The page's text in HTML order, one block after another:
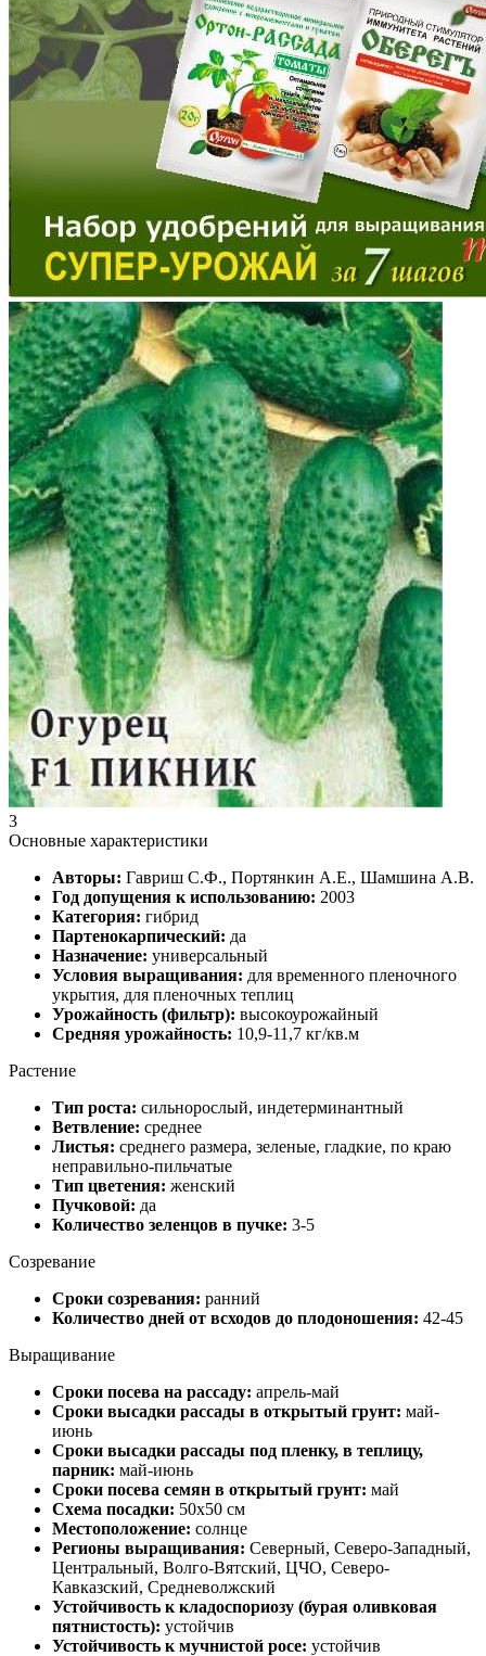
3
Основные характеристики
Авторы: Гавриш С.Ф., Портянкин А.Е., Шамшина А.В.
Год допущения к использованию: 2003
Категория: гибрид
Партенокарпический: да
Назначение: универсальный
Условия выращивания: для временного пленочного
укрытия, для пленочных теплиц
Урожайность (фильтр): высокоурожайный
Средняя урожайность: 10,9-11,7 кг/кв.м
Растение
Тип роста: сильнорослый, индетерминантный
Ветвление: среднее
Листья: среднего размера, зеленые, гладкие, по краю
неправильно-пильчатые
Тип цветения: женский
Пучковой: да
Количество зеленцов в пучке: 3-5
Созревание
Сроки созревания: ранний
Количество дней от всходов до плодоношения: 42-45
Выращивание
Сроки посева на рассаду: апрель-май
Сроки высадки рассады в открытый грунт: май-
июнь
Сроки высадки рассады под пленку, в теплицу,
парник: май-июнь
Сроки посева семян в открытый грунт: май
Схема посадки: 50х50 см
Местоположение: солнце
Регионы выращивания: Северный, Северо-Западный,
Центральный, Волго-Вятский, ЦЧО, Северо-
Кавказский, Средневолжский
Устойчивость к кладоспориозу (бурая оливковая
пятнистость): устойчив
Устойчивость к мучнистой росе: устойчив